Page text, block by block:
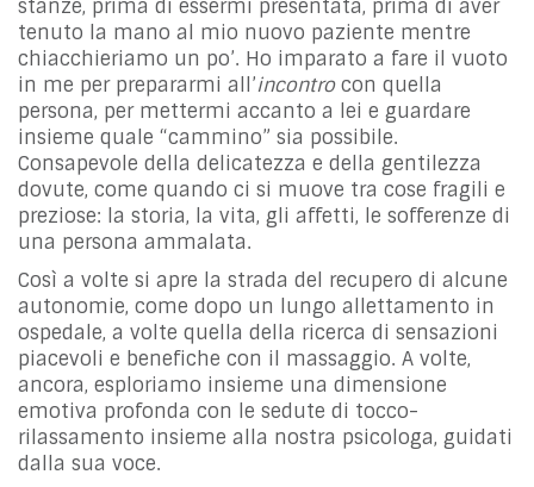
stanze, prima di essermi presentata, prima di aver
tenuto la mano al mio nuovo paziente mentre
chiacchieriamo un po’. Ho imparato a fare il vuoto
in me per prepararmi all’incontrocon quella
persona, per mettermi accanto a lei e guardare
insieme quale “cammino” sia possibile.
Consapevole della delicatezza e della gentilezza
dovute, come quando ci si muove tra cose fragili e
preziose: la storia, la vita, gli affetti, le sofferenze di
una persona ammalata.
Così a volte si apre la strada del recupero di alcune
autonomie, come dopo un lungo allettamento in
ospedale, a volte quella della ricerca di sensazioni
piacevoli e benefiche con il massaggio. A volte,
ancora, esploriamo insieme una dimensione
emotiva profonda con le sedute di tocco-
rilassamento insieme alla nostra psicologa, guidati
dalla sua voce.